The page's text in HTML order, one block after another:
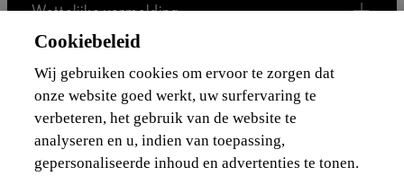
Wettelijke vermelding
JuridischCookiesWLTPGegevensbescherming
Cookiebeleid
Wij gebruiken cookies om ervoor te zorgen dat
onze website goed werkt, uw surfervaring te
verbeteren, het gebruik van de website te
analyseren en u, indien van toepassing,
gepersonaliseerde inhoud en advertenties te tonen.